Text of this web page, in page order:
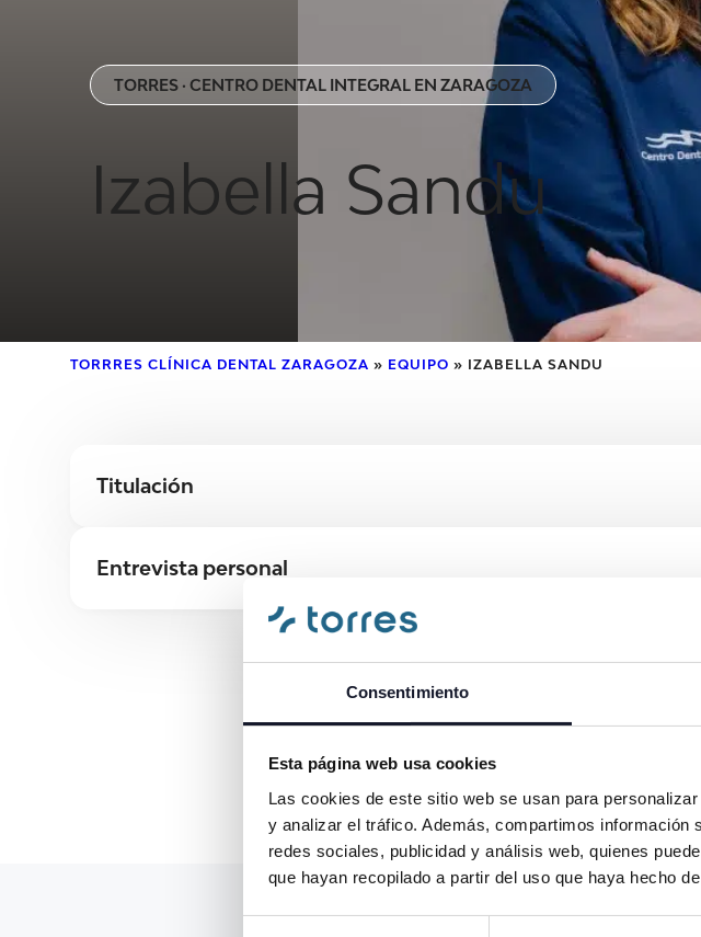
Consentimiento
Esta página web usa cookies
Las cookies de este sitio web se usan para
y analizar el tráfico. Además, compartimos
redes sociales, publicidad y análisis web, quienes
que hayan recopilado a partir del uso que haya hecho
TORRES · CENTRO DENTAL INTEGRAL EN ZARAGOZA
Izabella Sandu
TORRRES CLÍNICA DENTAL ZARAGOZA » EQUIPO » IZABELLA SANDU
Titulación
Entrevista personal